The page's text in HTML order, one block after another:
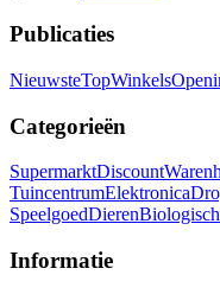
Publicaties
NieuwsteTopWinkels
Categorieën
SupermarktDiscount
TuincentrumElektronica
SpeelgoedDieren
Informatie